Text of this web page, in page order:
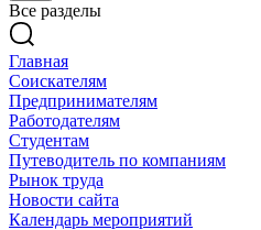
Все разделы
Главная
Соискателям
Предпринимателям
Работодателям
Студентам
Путеводитель по компаниям
Рынок труда
Новости сайта
Календарь мероприятий